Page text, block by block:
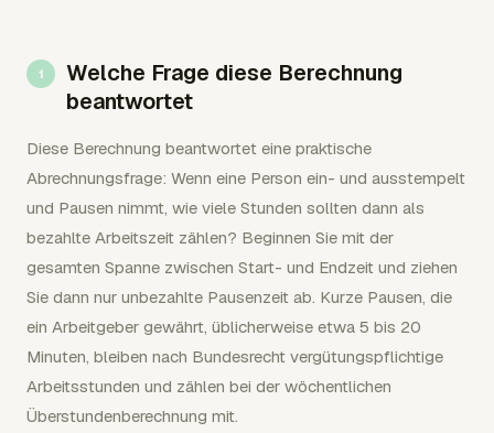
Welche Frage diese Berechnung
beantwortet
Diese Berechnung beantwortet eine praktische
Abrechnungsfrage: Wenn eine Person ein- und ausstempelt
und Pausen nimmt, wie viele Stunden sollten dann als
bezahlte Arbeitszeit zählen? Beginnen Sie mit der
gesamten Spanne zwischen Start- und Endzeit und ziehen
Sie dann nur unbezahlte Pausenzeit ab. Kurze Pausen, die
ein Arbeitgeber gewährt, üblicherweise etwa 5 bis 20
Minuten, bleiben nach Bundesrecht vergütungspflichtige
Arbeitsstunden und zählen bei der wöchentlichen
Überstundenberechnung mit.